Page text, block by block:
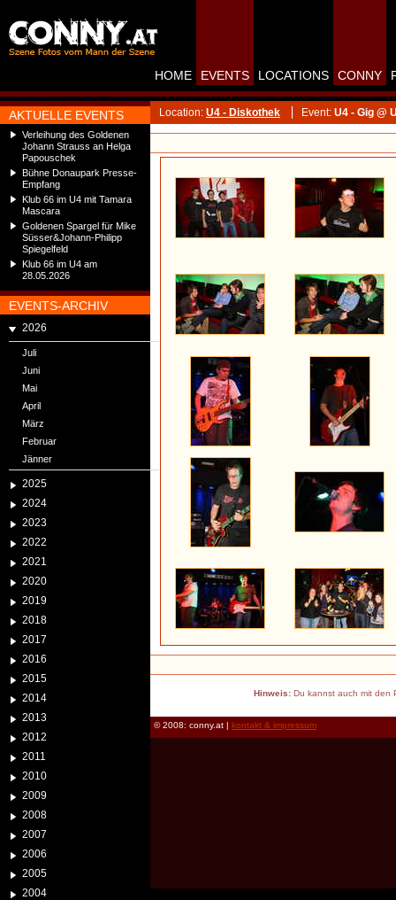
AKTUELLE EVENTS
Verleihung des Goldenen
Johann Strauss an Helga
Papouschek
Bühne Donaupark Presse-
Empfang
Klub 66 im U4 mit Tamara
Mascara
Goldenen Spargel für Mike
Süsser&Johann-Philipp
Spiegelfeld
Klub 66 im U4 am
28.05.2026
EVENTS-ARCHIV
2026
Juli
Juni
Mai
April
März
Februar
Jänner
2025
2024
2023
2022
2021
2020
2019
2018
2017
2016
2015
2014
2013
2012
2011
2010
2009
2008
2007
2006
2005
2004
HOME EVENTS LOCATIONS CONNY
Location: U4 - Diskothek Event: U4 - Gig @
Hinweis:Du kannst auch mit den
© 2008: conny.at | kontakt & impressum